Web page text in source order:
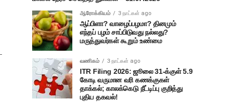
ஆரோக்கியம் 3 நாட்கள் ago
ஆப்பிளா? வாழைப்பழமா? தினமும்
எந்தப் பழம் சாப்பிடுவது நல்லது?
மருத்துவர்கள் கூறும் உண்மை
வணிகம் 3 நாட்கள் ago
ITR Filing 2026: ஜூலை 31-க்குள் 5.9
கோடி வருமான வரி கணக்குகள்
தாக்கல்; காலக்கெடு நீட்டிப்பு குறித்து
புதிய தகவல்!